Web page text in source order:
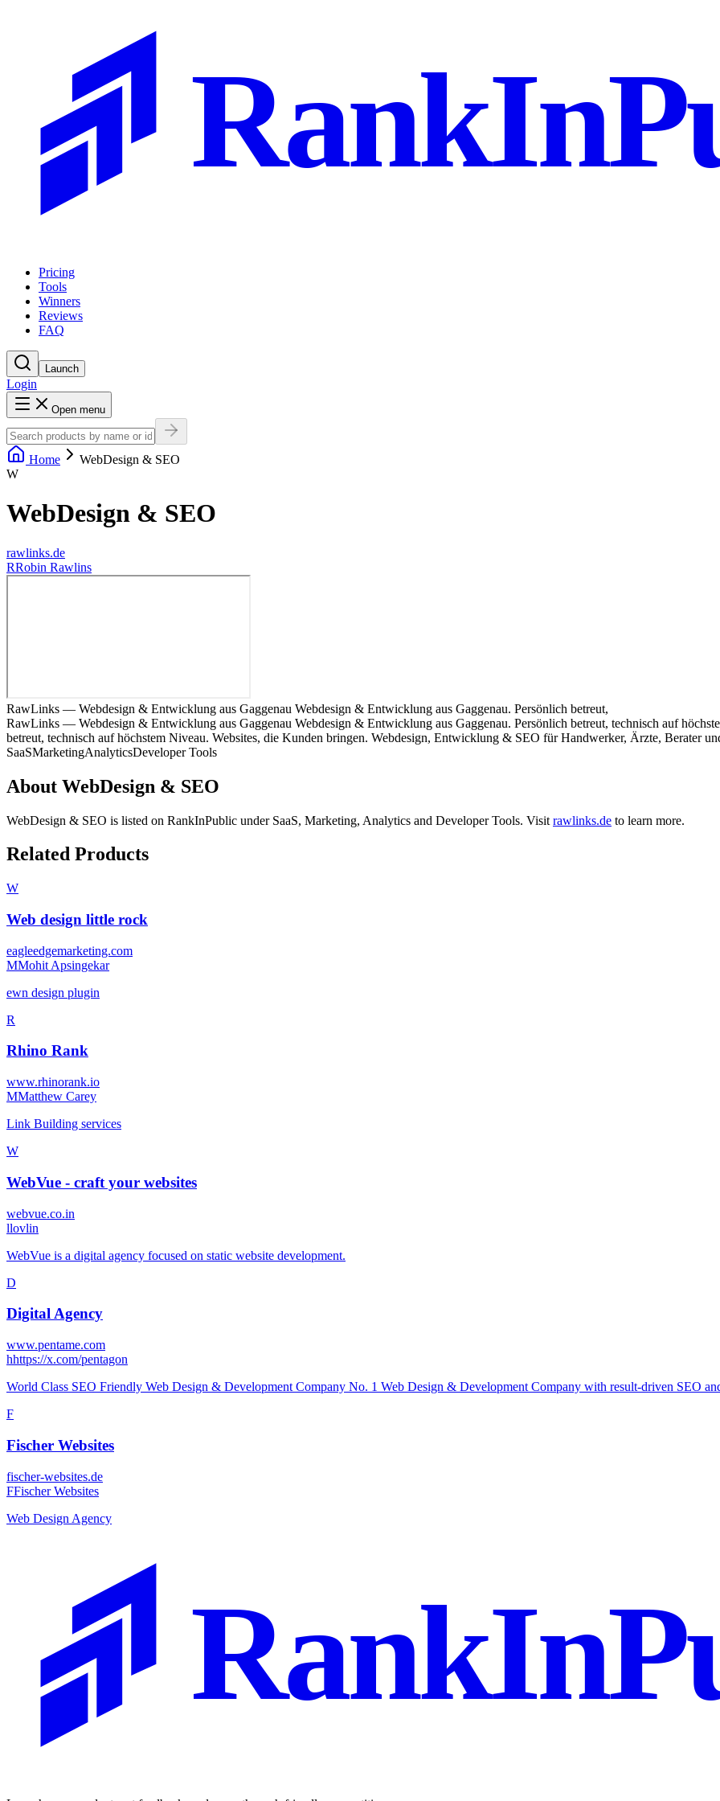
Pricing
Tools
Winners
Reviews
FAQ
Launch
Login
Open menu
Home
WebDesign & SEO
W
WebDesign & SEO
rawlinks.de
RRobin Rawlins
RawLinks — Webdesign & Entwicklung aus Gaggenau Webdesign & Entwicklung aus Gaggenau. Persönlich betreut,
RawLinks — Webdesign & Entwicklung aus Gaggenau Webdesign & Entwicklung aus Gaggenau. Persönlich betreut, technisch auf
betreut, technisch auf höchstem Niveau. Websites, die Kunden bringen. Webdesign, Entwicklung & SEO für Handwerker, Ärzte, Berater
SaaSMarketingAnalyticsDeveloper Tools
About WebDesign & SEO
WebDesign & SEO is listed on RankInPublic under SaaS, Marketing, Analytics and Developer Tools. Visit rawlinks.de to learn more.
Related Products
W
Web design little rock
eagleedgemarketing.com
MMohit Apsingekar
ewn design plugin
R
Rhino Rank
www.rhinorank.io
MMatthew Carey
Link Building services
W
WebVue - craft your websites
webvue.co.in
llovlin
WebVue is a digital agency focused on static website development.
D
Digital Agency
www.pentame.com
hhttps://x.com/pentagon
World Class SEO Friendly Web Design & Development Company No. 1 Web Design & Development Company with result-driven SEO
F
Fischer Websites
fischer-websites.de
FFischer Websites
Web Design Agency